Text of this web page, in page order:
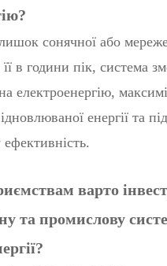
сонячної або
в години пік, система
електроенергію,
енергії та
варто
та промислову